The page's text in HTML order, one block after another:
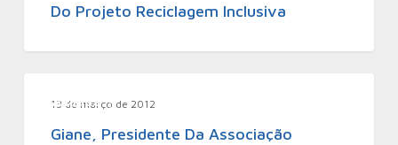
Do Projeto Reciclagem Inclusiva
Aliadas
13 de março de 2012
Giane, Presidente Da Associação